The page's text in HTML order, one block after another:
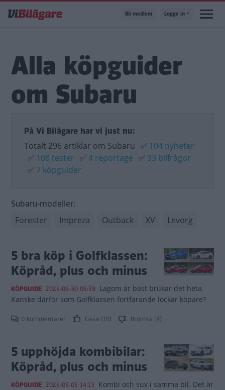
till
Bli medlem Logga in
Alla köpguider
om Subaru
På Vi Bilägare har vi just nu:
Totalt 296 artiklar om Subaru ✅ 104 nyheter
✅ 108 tester ✅4 reportage ✅ 33 bilfrågor
✅ 7 köpguider
Subaru-modeller:
Forester Impreza Outback XV Levorg
5 bra köp i Golfklassen:
Köpråd, plus och minus
KÖPGUIDE 2026-06-30 06:59 Lagom är bäst brukar det heta.
Kanske därför som Golfklassen fortfarande lockar köpare?
0 kommentarer Gasa (10) Bromsa (4)
5 upphöjda kombibilar:
Köpråd, plus och minus
KÖPGUIDE 2026-05-05 14:13 Kombi och suv i samma bil. Det är